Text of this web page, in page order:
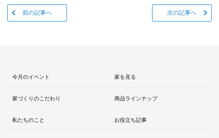
前の記事へ 次の記事へ
今月のイベント 家を見る
家づくりのこだわり 商品ラインナップ
私たちのこと お役立ち記事